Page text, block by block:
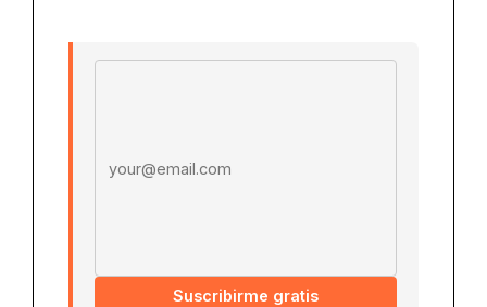
Suscribirme gratis